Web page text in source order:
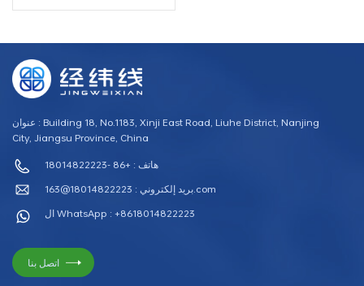
عنوان : Building 18, No.1183, Xinji East Road, Liuhe District, Nanjing
City, Jiangsu Province, China
هاتف : +86 -18014822223
بريد إلكتروني :18014822223@163.com
ال WhatsApp : +8618014822223
اتصل بنا